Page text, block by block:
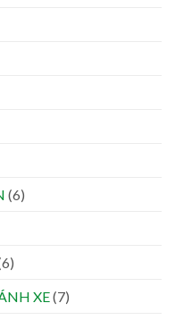
(6)
XE(7)